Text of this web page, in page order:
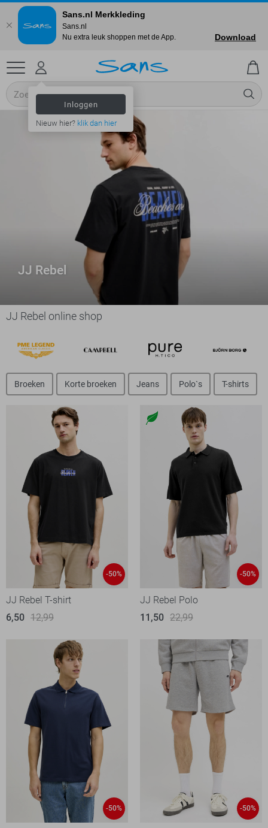
Inloggen
Nieuw hier? klik dan hier
JJ Rebel
JJ Rebel online shop
Broeken Korte broeken Jeans Polo`s T-shirts
-50%
JJ Rebel T-shirt
6,50 12,99
-50%
JJ Rebel Polo
11,50 22,99
-50% -50%
Sans.nl Merkkleding
Sans.nl
Nu extra leuk shoppen met de App.
Download